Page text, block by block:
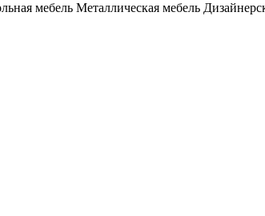
мебель Металлическая мебель